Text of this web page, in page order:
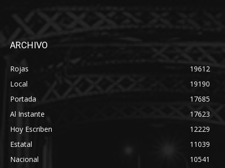
ARCHIVO
Rojas
19612
Local
19190
Portada
17685
Al Instante
17623
Hoy Escriben
12229
Estatal
11039
Nacional
10541